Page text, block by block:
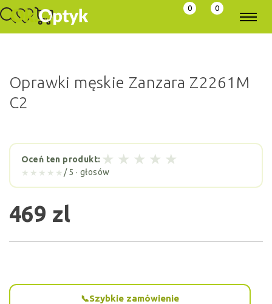
0 0
Oprawki męskie Zanzara Z2261M
C2
Oceń ten produkt: ★ ★ ★ ★ ★
★★★★★ / 5 · głosów
469 zl
Szybkie zamówienie